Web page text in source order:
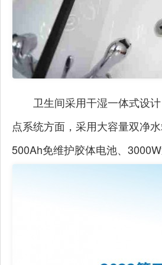
卫生间采用干湿一体式设
点系统方面，采用大容量双净
500Ah免维护胶体电池、3000W